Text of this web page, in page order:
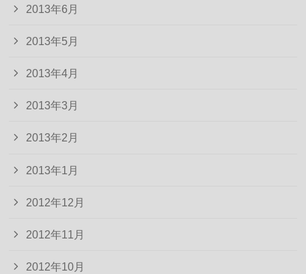
2013年6月
2013年5月
2013年4月
2013年3月
2013年2月
2013年1月
2012年12月
2012年11月
2012年10月